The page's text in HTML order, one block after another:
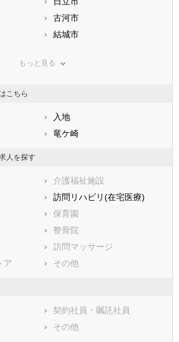
山口県
佐賀県
古河市
結城市
常陸太田市
つくば市
鹿嶋市
坂東市
かすみがうら市
神栖市
鉾田市
小美玉市
東茨城郡大洗町
稲敷郡河内町
猿島郡五霞町
もっと見る
こちら
入地
竜ケ崎
人を探す
介護福祉施設
訪問リハビリ(在宅医療)
保育園
整骨院
訪問マッサージ
ア
その他
契約社員・嘱託社員
その他